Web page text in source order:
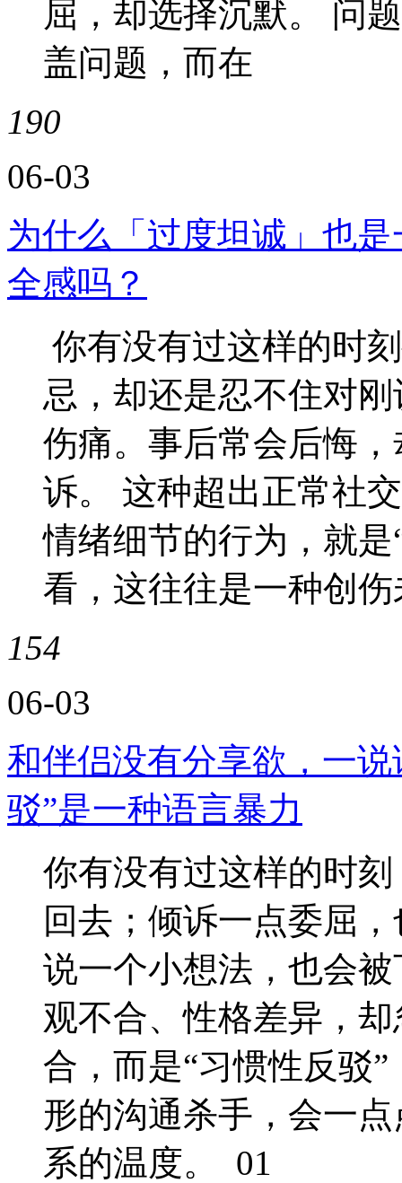
屈，却选择沉默。 问
盖问题，而在
190
06-03
为什么「过度坦诚」也
全感吗？
你有没有过这样的时
忌，却还是忍不住对
伤痛。事后常会后悔
诉。 这种超出正常社
情绪细节的行为，就
看，这往往是一种创
154
06-03
和伴侣没有分享欲，一
驳”是一种语言暴力
你有没有过这样的时
回去；倾诉一点委屈
说一个小想法，也会
观不合、性格差异，
合，而是“习惯性反驳
形的沟通杀手，会一
系的温度。 01